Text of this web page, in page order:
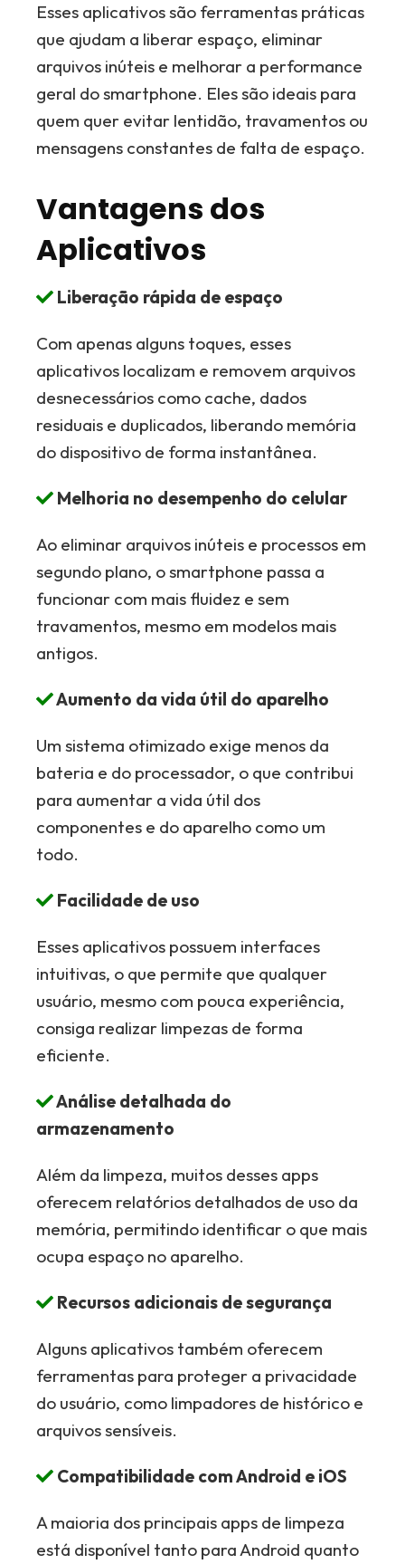
Esses aplicativos são ferramentas práticas
que ajudam a liberar espaço, eliminar
arquivos inúteis e melhorar a performance
geral do smartphone. Eles são ideais para
quem quer evitar lentidão, travamentos ou
mensagens constantes de falta de espaço.
Vantagens dos
Aplicativos
Liberação rápida de espaço
Com apenas alguns toques, esses
aplicativos localizam e removem arquivos
desnecessários como cache, dados
residuais e duplicados, liberando memória
do dispositivo de forma instantânea.
Melhoria no desempenho do celular
Ao eliminar arquivos inúteis e processos em
segundo plano, o smartphone passa a
funcionar com mais fluidez e sem
travamentos, mesmo em modelos mais
antigos.
Aumento da vida útil do aparelho
Um sistema otimizado exige menos da
bateria e do processador, o que contribui
para aumentar a vida útil dos
componentes e do aparelho como um
todo.
Facilidade de uso
Esses aplicativos possuem interfaces
intuitivas, o que permite que qualquer
usuário, mesmo com pouca experiência,
consiga realizar limpezas de forma
eficiente.
Análise detalhada do
armazenamento
Além da limpeza, muitos desses apps
oferecem relatórios detalhados de uso da
memória, permitindo identificar o que mais
ocupa espaço no aparelho.
Recursos adicionais de segurança
Alguns aplicativos também oferecem
ferramentas para proteger a privacidade
do usuário, como limpadores de histórico e
arquivos sensíveis.
Compatibilidade com Android e iOS
A maioria dos principais apps de limpeza
está disponível tanto para Android quanto